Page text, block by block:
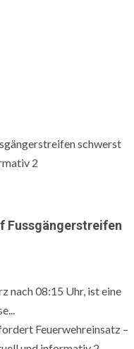
Fussgängerstreifen
nach 08:15 Uhr, ist eine